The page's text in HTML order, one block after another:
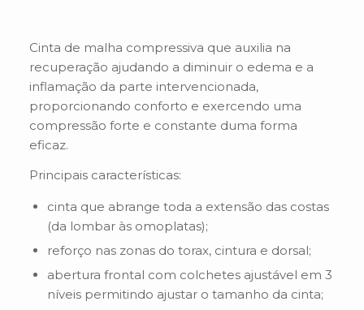
Cinta de malha compressiva que auxilia na
recuperação ajudando a diminuir o edema e a
inflamação da parte intervencionada,
proporcionando conforto e exercendo uma
compressão forte e constante duma forma
eficaz.
Principais características:
cinta que abrange toda a extensão das costas
(da lombar às omoplatas);
reforço nas zonas do torax, cintura e dorsal;
abertura frontal com colchetes ajustável em 3
níveis permitindo ajustar o tamanho da cinta;